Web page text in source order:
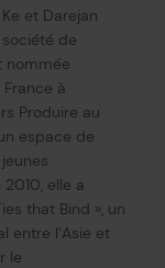
et Darejan
de
nommée
à
Produire au
espace de
elle a
that Bind », un
entre l’Asie et
le